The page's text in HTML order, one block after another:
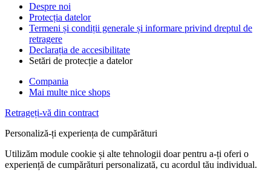
Despre noi
Protecția datelor
Termeni și condiții generale și informare privind dreptul de
retragere
Declarația de accesibilitate
Setări de protecție a datelor
Compania
Mai multe nice shops
Retrageți-vă din contract
Personaliză-ți experiența de cumpărături
Utilizăm module cookie și alte tehnologii doar pentru a-ți oferi o
experiență de cumpărături personalizată, cu acordul tău individual.